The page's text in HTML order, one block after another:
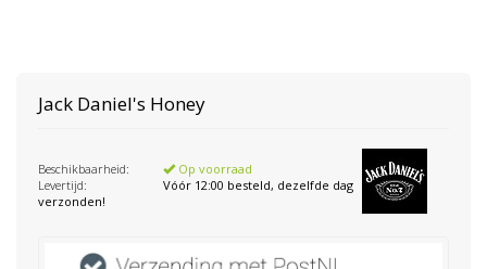
Jack Daniel's Honey
Beschikbaarheid:
Op voorraad
Levertijd:
Vóór 12:00 besteld, dezelfde dag
verzonden!